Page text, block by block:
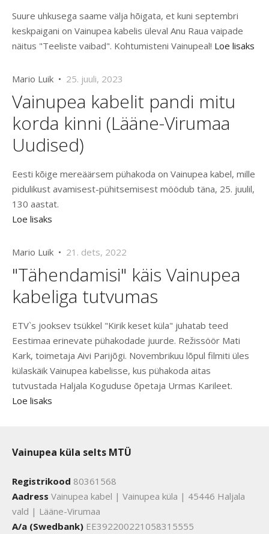
Suure uhkusega saame välja hõigata, et kuni septembri
keskpaigani on Vainupea kabelis üleval Anu Raua vaipade
näitus "Teeliste vaibad". Kohtumisteni Vainupeal! Loe lisaks
Mario Luik • 25. juuli, 2023
Vainupea kabelit pandi mitu
korda kinni (Lääne-Virumaa
Uudised)
Eesti kõige mereäärsem pühakoda on Vainupea kabel, mille
pidulikust avamisest-pühitsemisest möödub täna, 25. juulil,
130 aastat.
Loe lisaks
Mario Luik • 21. dets, 2022
"Tähendamisi" käis Vainupea
kabeliga tutvumas
ETV`s jooksev tsükkel "Kirik keset küla" juhatab teed
Eestimaa erinevate pühakodade juurde. Režissöör Mati
Kark, toimetaja Aivi Parijõgi. Novembrikuu lõpul filmiti üles
külaskäik Vainupea kabelisse, kus pühakoda aitas
tutvustada Haljala Koguduse õpetaja Urmas Karileet.
Loe lisaks
Vainupea küla selts MTÜ
Registrikood 80361568
Aadress Vainupea kabel | Vainupea küla | 45446 Haljala
vald | Lääne-Virumaa
A/a (Swedbank) EE392200221058315555